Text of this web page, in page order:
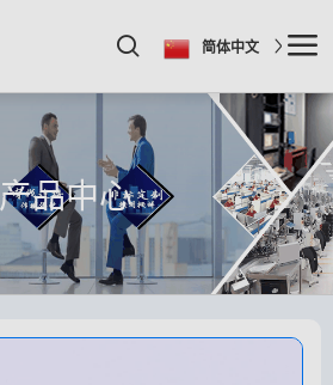
简体中文
产品中心